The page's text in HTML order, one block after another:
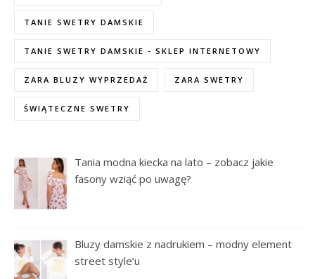
TANIE SWETRY DAMSKIE
TANIE SWETRY DAMSKIE - SKLEP INTERNETOWY
ZARA BLUZY WYPRZEDAŻ ZARA SWETRY
ŚWIĄTECZNE SWETRY
Tania modna kiecka na lato – zobacz jakie
fasony wziąć po uwagę?
Bluzy damskie z nadrukiem – modny element
street style’u